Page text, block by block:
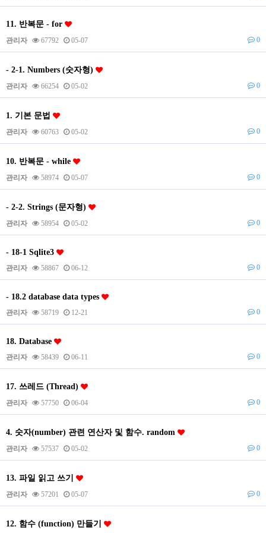
11. 반복문 - for
관리자 67792 05-07 0
- 2-1. Numbers (숫자형)
관리자 66254 05-02 0
1. 기본 문법
관리자 60763 05-02 0
10. 반복문 - while
관리자 58974 05-07 0
- 2-2. Strings (문자형)
관리자 58954 05-02 0
- 18-1 Sqlite3
관리자 58867 06-12 0
- 18.2 database data types
관리자 58719 12-21 0
18. Database
관리자 58439 06-11 0
17. 쓰레드 (Thread)
관리자 57750 06-04 0
4. 숫자(number) 관련 연산자 및 함수. random
관리자 57537 05-02 0
13. 파일 읽고 쓰기
관리자 57201 05-07 0
12. 함수 (function) 만들기